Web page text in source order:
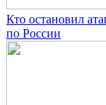
Кто остановил
по России